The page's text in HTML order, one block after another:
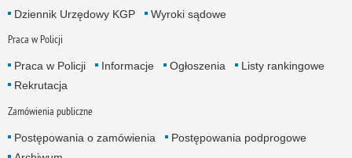
Dziennik Urzędowy KGP Wyroki sądowe
Praca w Policji
Praca w Policji Informacje Ogłoszenia
Listy rankingowe
Rekrutacja
Zamówienia publiczne
Postępowania o zamówienia
Postępowania podprogowe